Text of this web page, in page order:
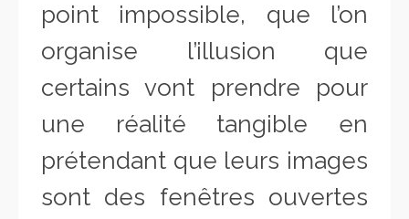
point impossible, que l’on
organise l’illusion que
certains vont prendre pour
une réalité tangible en
prétendant que leurs images
sont des fenêtres ouvertes